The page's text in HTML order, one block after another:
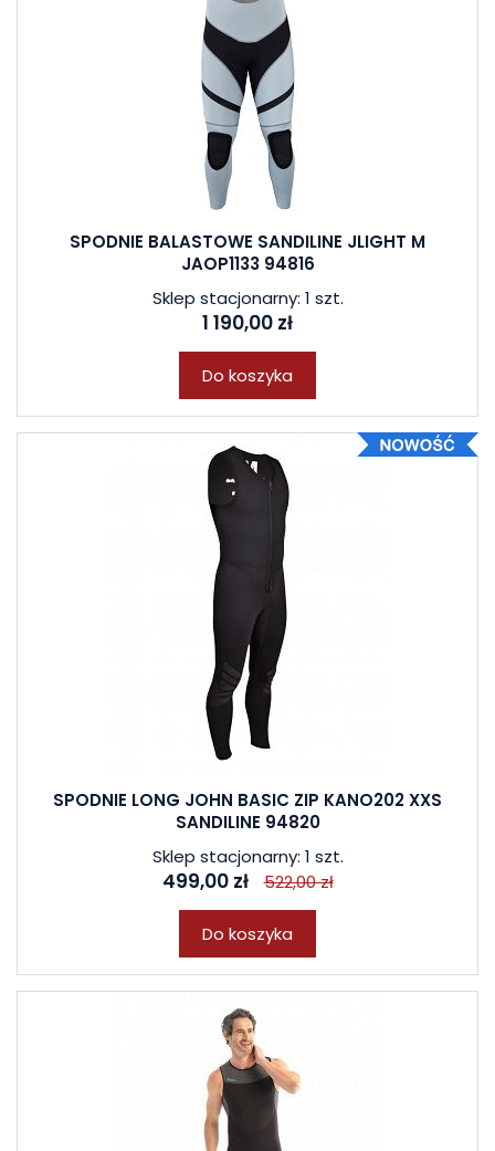
SPODNIE BALASTOWE SANDILINE JLIGHT M
JAOP1133 94816
Sklep stacjonarny: 1 szt.
1 190,00 zł
Do koszyka
SPODNIE LONG JOHN BASIC ZIP KANO202 XXS
SANDILINE 94820
Sklep stacjonarny: 1 szt.
499,00 zł 522,00 zł
Do koszyka